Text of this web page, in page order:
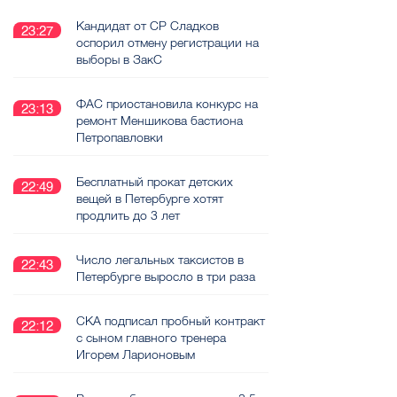
23:27
Кандидат от СР Сладков
оспорил отмену регистрации на
выборы в ЗакС
23:13
ФАС приостановила конкурс на
ремонт Меншикова бастиона
Петропавловки
22:49
Бесплатный прокат детских
вещей в Петербурге хотят
продлить до 3 лет
22:43
Число легальных таксистов в
Петербурге выросло в три раза
22:12
СКА подписал пробный контракт
с сыном главного тренера
Игорем Ларионовым